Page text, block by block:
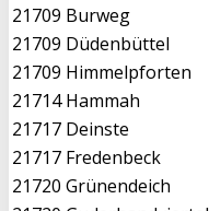
21709 Burweg
21709 Düdenbüttel
21709 Himmelpforten
21714 Hammah
21717 Deinste
21717 Fredenbeck
21720 Grünendeich